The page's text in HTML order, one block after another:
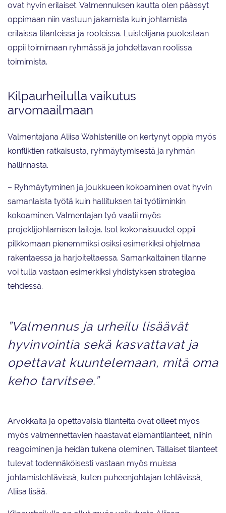
ovat hyvin erilaiset. Valmennuksen kautta olen päässyt
oppimaan niin vastuun jakamista kuin johtamista
erilaissa tilanteissa ja rooleissa. Luistelijana puolestaan
oppii toimimaan ryhmässä ja johdettavan roolissa
toimimista.
Kilpaurheilulla vaikutus
arvomaailmaan
Valmentajana Aliisa Wahlstenille on kertynyt oppia myös
konfliktien ratkaisusta, ryhmäytymisestä ja ryhmän
hallinnasta.
– Ryhmäytyminen ja joukkueen kokoaminen ovat hyvin
samanlaista työtä kuin hallituksen tai työtiiminkin
kokoaminen. Valmentajan työ vaatii myös
projektijohtamisen taitoja. Isot kokonaisuudet oppii
pilkkomaan pienemmiksi osiksi esimerkiksi ohjelmaa
rakentaessa ja harjoiteltaessa. Samankaltainen tilanne
voi tulla vastaan esimerkiksi yhdistyksen strategiaa
tehdessä.
”Valmennus ja urheilu lisäävät
hyvinvointia sekä kasvattavat ja
opettavat kuuntelemaan, mitä oma
keho tarvitsee.”
Arvokkaita ja opettavaisia tilanteita ovat olleet myös
myös valmennettavien haastavat elämäntilanteet, niihin
reagoiminen ja heidän tukena oleminen. Tällaiset tilanteet
tulevat todennäköisesti vastaan myös muissa
johtamistehtävissä, kuten puheenjohtajan tehtävissä,
Aliisa lisää.